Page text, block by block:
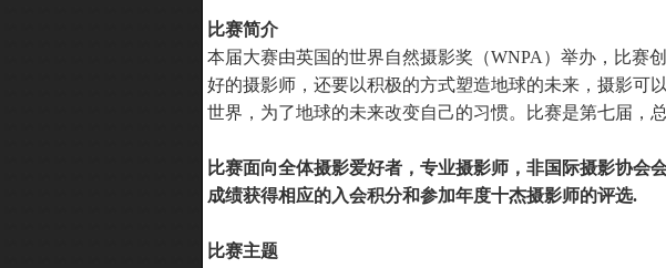
比赛简介
本届大赛由英国的世界自然摄影奖（WNPA）举办，比赛
好的摄影师，还要以积极的方式塑造地球的未来，摄影可
世界，为了地球的未来改变自己的习惯。比赛是第七届，
比赛面向全体摄影爱好者，专业摄影师，非国际摄影协会
成绩获得相应的入会积分和参加年度十杰摄影师的评选.
比赛主题